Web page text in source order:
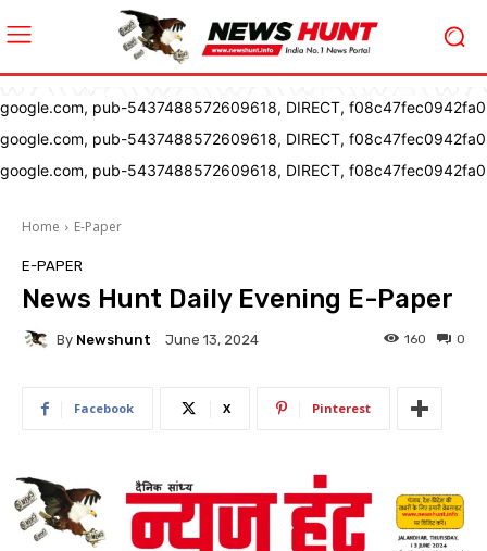
google.com, pub-5437488572609618, DIRECT, f08c47fec0942fa0
google.com, pub-5437488572609618, DIRECT, f08c47fec0942fa0
google.com, pub-5437488572609618, DIRECT, f08c47fec0942fa0
Home E-Paper
E-PAPER
News Hunt Daily Evening E-Paper
By Newshunt June 13, 2024 0
160
Facebook X Pinterest